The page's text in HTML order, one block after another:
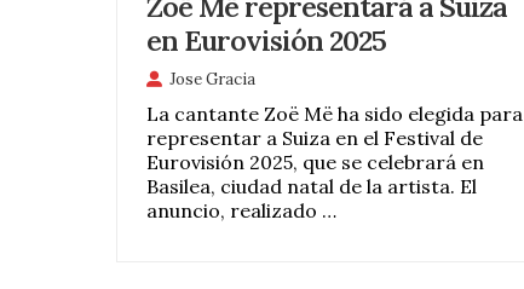
en Eurovisión 2025
Jose Gracia
La cantante Zoë Më ha sido elegida para
representar a Suiza en el Festival de
Eurovisión 2025, que se celebrará en
Basilea, ciudad natal de la artista. El
anuncio, realizado …